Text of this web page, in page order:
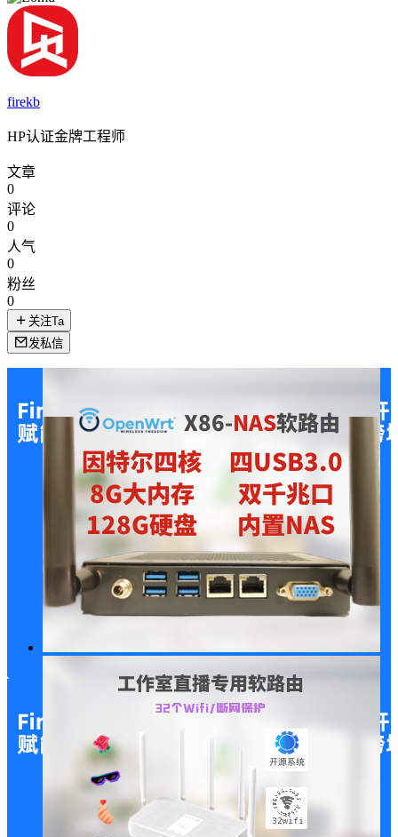
firekb
HP认证金牌工程师
文章
0
评论
0
人气
0
粉丝
0
关注Ta
发私信